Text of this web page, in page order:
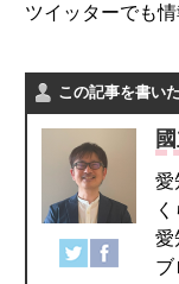
ツイッターでも情
この記事を書い
愛
愛
ブ